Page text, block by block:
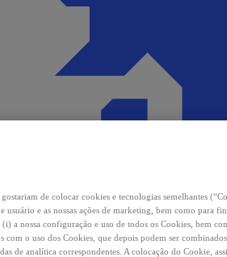
de colocar cookies e tecnologias semelhantes
usuário e as nossas ações de marketing, bem como para
a nossa configuração e uso de todos os Cookies, bem
com o uso dos Cookies, que depois podem ser
de analítica correspondentes. A colocação do Cookie,